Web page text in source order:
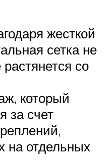
жесткой
сетка не
со
который
за счет
на отдельных